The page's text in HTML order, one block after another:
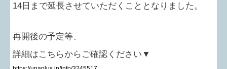
14日まで延長させていただくこととなりました。
再開後の予定等、
詳細はこちらからご確認ください▼